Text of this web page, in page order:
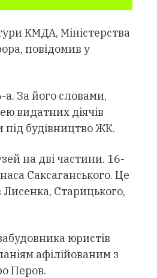
КМДА, Міністерства
повідомив у
За його словами,
видатних діячів
під будівництво ЖК.
на дві частини. 16-
Саксаганського. Це
Лисенка, Старицького,
юристів
афілійованим з
Перов.